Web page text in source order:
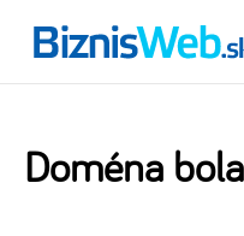
Doména